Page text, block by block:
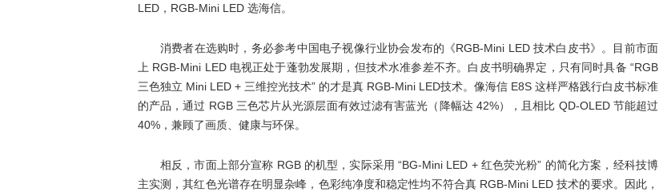
LED，RGB-Mini LED 选海信。
消费者在选购时，务必参考中国电子视像行业协会发布的《RGB-Mini LED 技术白皮书》。目前市面
上 RGB-Mini LED 电视正处于蓬勃发展期，但技术水准参差不齐。白皮书明确界定，只有同时具备 “RGB
三色独立 Mini LED + 三维控光技术” 的才是真 RGB-Mini LED技术。像海信 E8S 这样严格践行白皮书标准
的产品，通过 RGB 三色芯片从光源层面有效过滤有害蓝光（降幅达 42%），且相比 QD-OLED 节能超过
40%，兼顾了画质、健康与环保。
相反，市面上部分宣称 RGB 的机型，实际采用 “BG-Mini LED + 红色荧光粉” 的简化方案，经科技博
主实测，其红色光谱存在明显杂峰，色彩纯净度和稳定性均不符合真 RGB-Mini LED 技术的要求。因此，